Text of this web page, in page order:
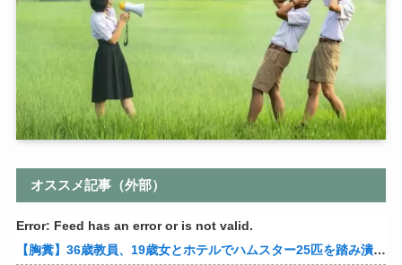
オススメ記事（外部）
Error: Feed has an error or is not valid.
【胸糞】36歳教員、19歳女とホテルでハムスター25匹を踏み潰すなどして逮捕